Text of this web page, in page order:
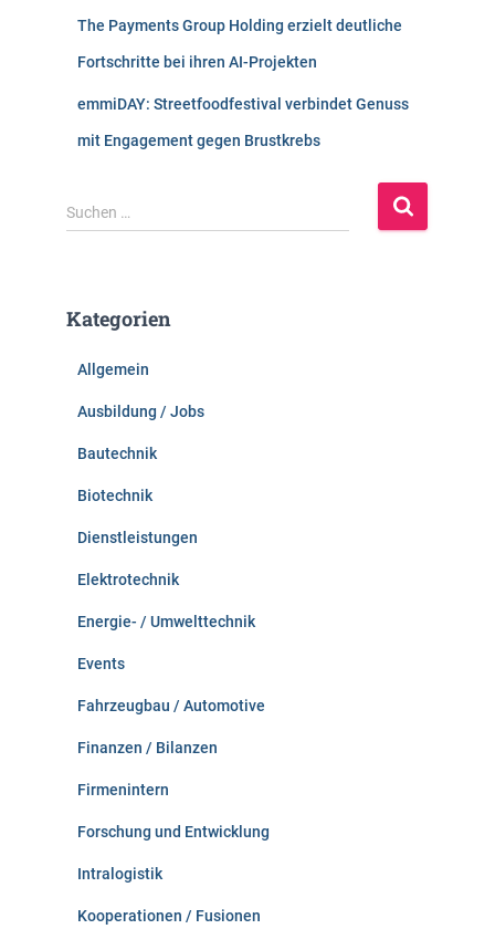
The Payments Group Holding erzielt deutliche
Fortschritte bei ihren AI-Projekten
emmiDAY: Streetfoodfestival verbindet Genuss
mit Engagement gegen Brustkrebs
S
u
n
Suchen …
Kategorien
Allgemein
Ausbildung / Jobs
Bautechnik
Biotechnik
Dienstleistungen
Elektrotechnik
Energie- / Umwelttechnik
Events
Fahrzeugbau / Automotive
Finanzen / Bilanzen
Firmenintern
Forschung und Entwicklung
Intralogistik
Kooperationen / Fusionen